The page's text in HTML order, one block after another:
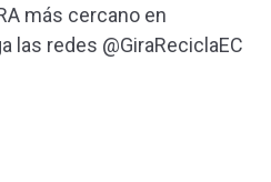
más cercano en
las redes @GiraReciclaEC